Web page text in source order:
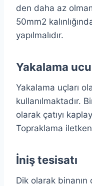
den daha az
50mm2
yapılmalıdır.
Yakalama ucu
Yakalama uçları
kullanılmaktadır.
olarak çatıyı
Topraklama
İniş tesisatı
Dik olarak binanın